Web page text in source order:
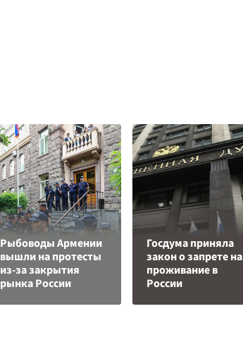
Рыбоводы Армении
вышли на протесты
из-за закрытия
рынка России
Госдума приняла
закон о запрете на
проживание в
России